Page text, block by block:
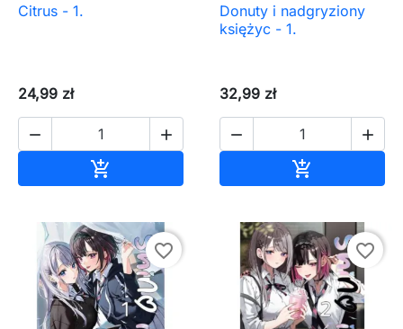
Citrus - 1.
24,99 zł
 

Donuty i nadgryziony
księżyc - 1.
32,99 zł
 

favorite_border favorite_border